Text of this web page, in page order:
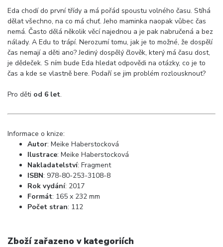
Eda chodí do první třídy a má pořád spoustu volného času. Stíhá
dělat všechno, na co má chuť. Jeho maminka naopak vůbec čas
nemá. Často dělá několik věcí najednou a je pak nabručená a bez
nálady. A Edu to trápí. Nerozumí tomu, jak je to možné, že dospělí
čas nemají a děti ano? Jediný dospělý člověk, který má času dost,
je dědeček. S ním bude Eda hledat odpovědi na otázky, co je to
čas a kde se vlastně bere. Podaří se jim problém rozlousknout?
Pro děti od 6 let.
Informace o knize:
Autor: Meike Haberstocková
Ilustrace: Meike Haberstocková
Nakladatelství: Fragment
ISBN: 978-80-253-3108-8
Rok vydání: 2017
Formát: 165 x 232 mm
Počet stran: 112
Zboží zařazeno v kategoriích